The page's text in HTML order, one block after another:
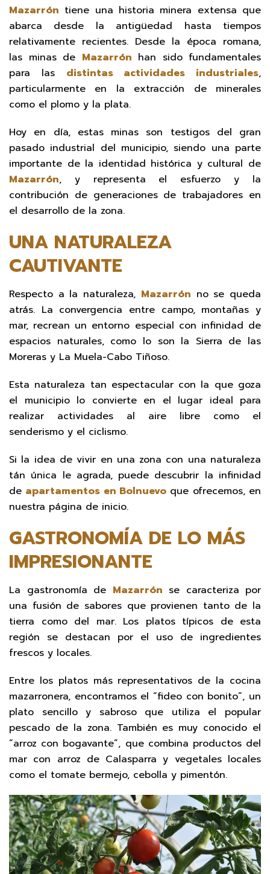
Mazarrón tiene una historia minera extensa que
abarca desde la antigüedad hasta tiempos
relativamente recientes. Desde la época romana,
las minas de Mazarrón han sido fundamentales
para las distintas actividades industriales,
particularmente en la extracción de minerales
como el plomo y la plata.
Hoy en día, estas minas son testigos del gran
pasado industrial del municipio, siendo una parte
importante de la identidad histórica y cultural de
Mazarrón, y representa el esfuerzo y la
contribución de generaciones de trabajadores en
el desarrollo de la zona.
UNA NATURALEZA
CAUTIVANTE
Respecto a la naturaleza, Mazarrón no se queda
atrás. La convergencia entre campo, montañas y
mar, recrean un entorno especial con infinidad de
espacios naturales, como lo son la Sierra de las
Moreras y La Muela-Cabo Tiñoso.
Esta naturaleza tan espectacular con la que goza
el municipio lo convierte en el lugar ideal para
realizar actividades al aire libre como el
senderismo y el ciclismo.
Si la idea de vivir en una zona con una naturaleza
tán única le agrada, puede descubrir la infinidad
de apartamentos en Bolnuevo que ofrecemos, en
nuestra página de inicio.
GASTRONOMÍA DE LO MÁS
IMPRESIONANTE
La gastronomía de Mazarrón se caracteriza por
una fusión de sabores que provienen tanto de la
tierra como del mar. Los platos típicos de esta
región se destacan por el uso de ingredientes
frescos y locales.
Entre los platos más representativos de la cocina
mazarronera, encontramos el “fideo con bonito”, un
plato sencillo y sabroso que utiliza el popular
pescado de la zona. También es muy conocido el
“arroz con bogavante”, que combina productos del
mar con arroz de Calasparra y vegetales locales
como el tomate bermejo, cebolla y pimentón.